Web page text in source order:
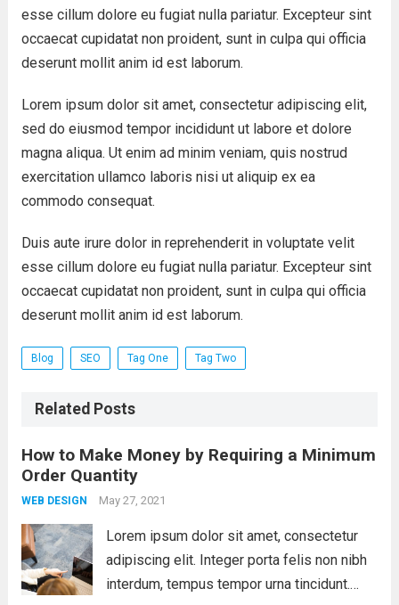
esse cillum dolore eu fugiat nulla pariatur. Excepteur sint
occaecat cupidatat non proident, sunt in culpa qui officia
deserunt mollit anim id est laborum.
Lorem ipsum dolor sit amet, consectetur adipiscing elit,
sed do eiusmod tempor incididunt ut labore et dolore
magna aliqua. Ut enim ad minim veniam, quis nostrud
exercitation ullamco laboris nisi ut aliquip ex ea
commodo consequat.
Duis aute irure dolor in reprehenderit in voluptate velit
esse cillum dolore eu fugiat nulla pariatur. Excepteur sint
occaecat cupidatat non proident, sunt in culpa qui officia
deserunt mollit anim id est laborum.
Blog SEO Tag One Tag Two
Related Posts
How to Make Money by Requiring a Minimum
Order Quantity
WEB DESIGN May 27, 2021
Lorem ipsum dolor sit amet, consectetur
adipiscing elit. Integer porta felis non nibh
interdum, tempus tempor urna tincidunt.